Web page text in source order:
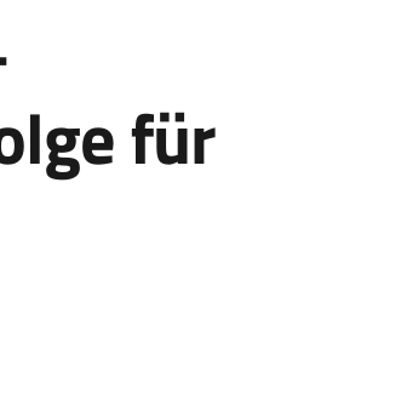
für